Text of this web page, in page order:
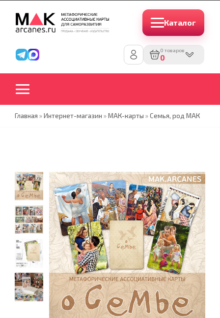
Каталог
0 товаров
0
Главная »Интернет-магазин »МАК-карты »Семья, род МАК